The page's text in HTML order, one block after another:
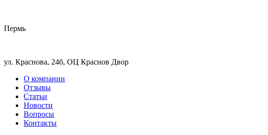
Пермь
ул. Краснова, 24б, ОЦ Краснов Двор
О компании
Отзывы
Статьи
Новости
Вопросы
Контакты